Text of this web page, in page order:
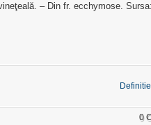
– Din fr. ecchymose. Sursa:
Definitie
0